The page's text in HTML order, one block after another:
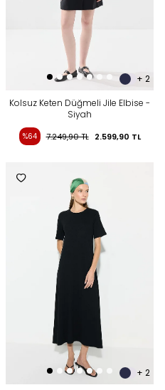
+ 2
Kolsuz Keten Düğmeli Jile Elbise -
Siyah
%64 7.249,90TL 2.599,90 TL
+ 2